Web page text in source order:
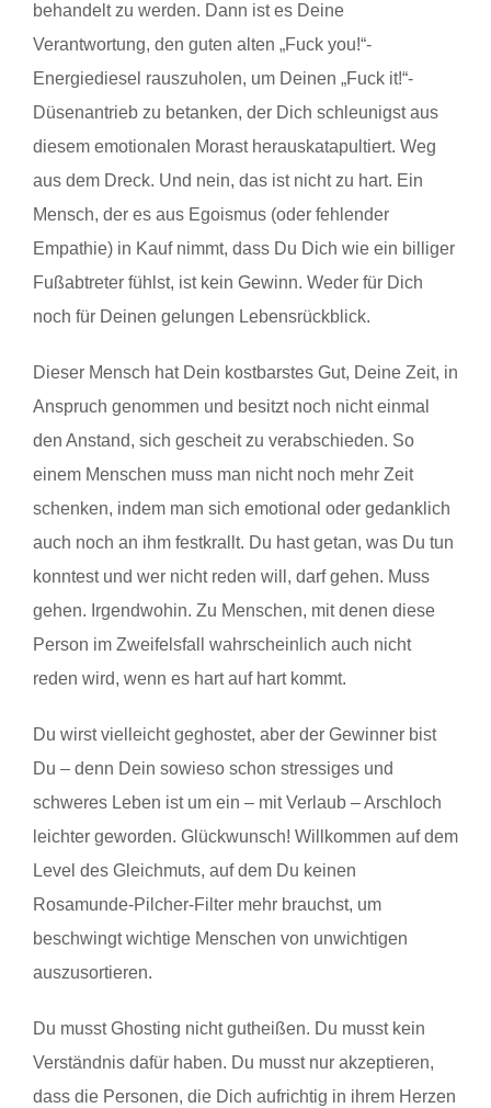
behandelt zu werden. Dann ist es Deine
Verantwortung, den guten alten „Fuck you!“-
Energiediesel rauszuholen, um Deinen „Fuck it!“-
Düsenantrieb zu betanken, der Dich schleunigst aus
diesem emotionalen Morast herauskatapultiert. Weg
aus dem Dreck. Und nein, das ist nicht zu hart. Ein
Mensch, der es aus Egoismus (oder fehlender
Empathie) in Kauf nimmt, dass Du Dich wie ein billiger
Fußabtreter fühlst, ist kein Gewinn. Weder für Dich
noch für Deinen gelungen Lebensrückblick.
Dieser Mensch hat Dein kostbarstes Gut, Deine Zeit, in
Anspruch genommen und besitzt noch nicht einmal
den Anstand, sich gescheit zu verabschieden. So
einem Menschen muss man nicht noch mehr Zeit
schenken, indem man sich emotional oder gedanklich
auch noch an ihm festkrallt. Du hast getan, was Du tun
konntest und wer nicht reden will, darf gehen. Muss
gehen. Irgendwohin. Zu Menschen, mit denen diese
Person im Zweifelsfall wahrscheinlich auch nicht
reden wird, wenn es hart auf hart kommt.
Du wirst vielleicht geghostet, aber der Gewinner bist
Du – denn Dein sowieso schon stressiges und
schweres Leben ist um ein – mit Verlaub – Arschloch
leichter geworden. Glückwunsch! Willkommen auf dem
Level des Gleichmuts, auf dem Du keinen
Rosamunde-Pilcher-Filter mehr brauchst, um
beschwingt wichtige Menschen von unwichtigen
auszusortieren.
Du musst Ghosting nicht gutheißen. Du musst kein
Verständnis dafür haben. Du musst nur akzeptieren,
dass die Personen, die Dich aufrichtig in ihrem Herzen